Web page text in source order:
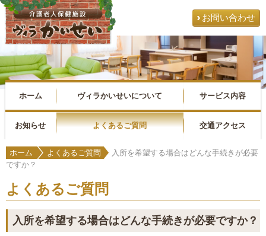
お問い合わせ
ホーム ヴィラかいせいについて サービス内容
お知らせ よくあるご質問 交通アクセス
ホーム よくあるご質問
入所を希望する場合はどんな手続きが必要
ですか？
よくあるご質問
入所を希望する場合はどんな手続きが必要ですか？